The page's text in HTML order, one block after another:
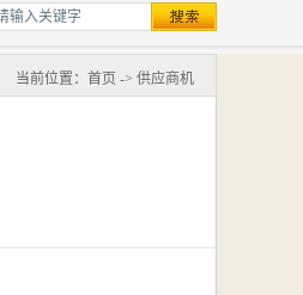
当前位置： 首页 -> 供应商机